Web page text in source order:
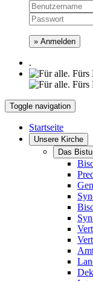
» Anmelden
.
Toggle navigation
Startseite
Unsere Kirche
Das